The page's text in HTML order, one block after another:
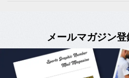
メールマガジン登